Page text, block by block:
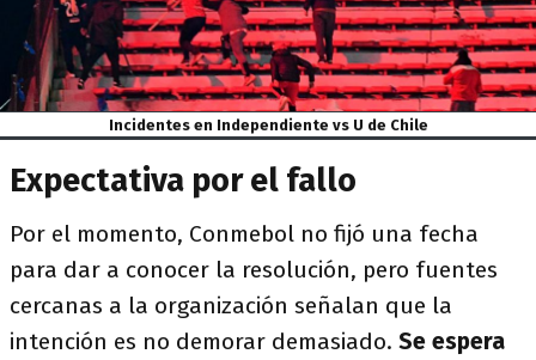
Incidentes en Independiente vs U de Chile
Expectativa por el fallo
Por el momento, Conmebol no fijó una fecha
para dar a conocer la resolución, pero fuentes
cercanas a la organización señalan que la
intención es no demorar demasiado. Se espera